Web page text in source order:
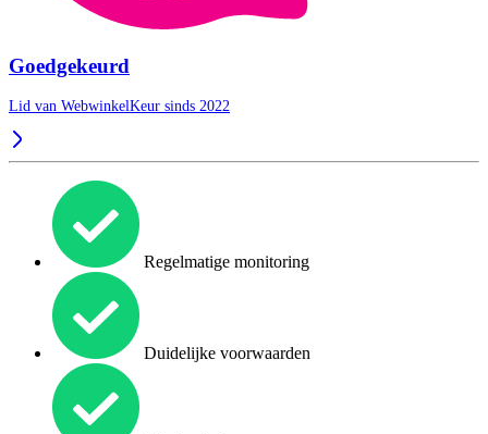
Goedgekeurd
Lid van WebwinkelKeur sinds 2022
Regelmatige monitoring
Duidelijke voorwaarden